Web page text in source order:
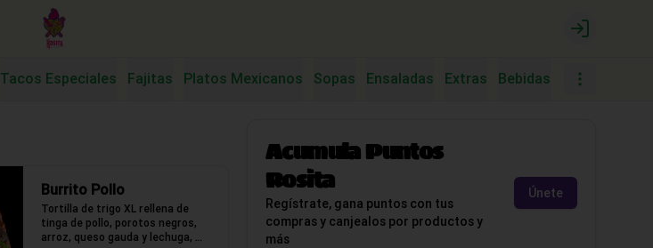
Login
Tacos Especiales Fajitas Platos Mexicanos Sopas Ensaladas Extras Bebidas Postres
Burrito Pollo
Tortilla de trigo XL rellena de
tinga de pollo, porotos negros,
arroz, queso gauda y lechuga,
AcumulaPuntos
Rosita
Regístrate, gana puntos con tus
compras y canjealos por productos y
más
Únete